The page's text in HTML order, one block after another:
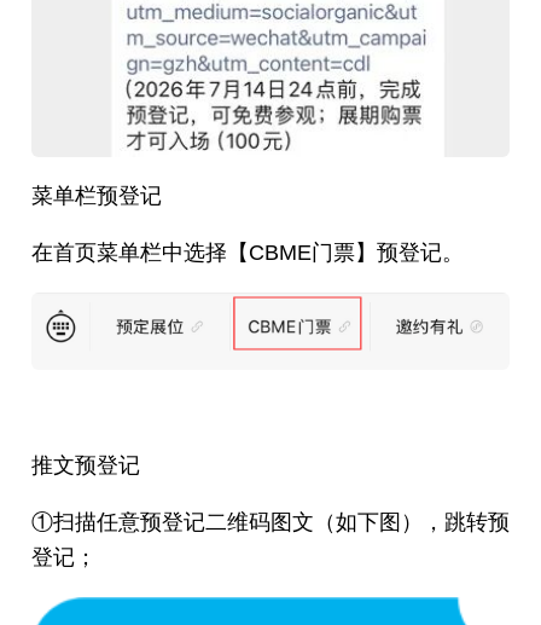
菜单栏预登记
在首页菜单栏中选择【CBME门票】预登记。
推文预登记
①扫描任意预登记二维码图文（如下图），跳转预
登记；